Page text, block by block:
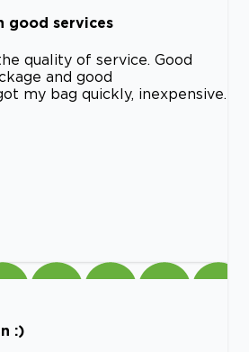
good services
quality of service. Good
and good
my bag quickly, inexpensive.
:)